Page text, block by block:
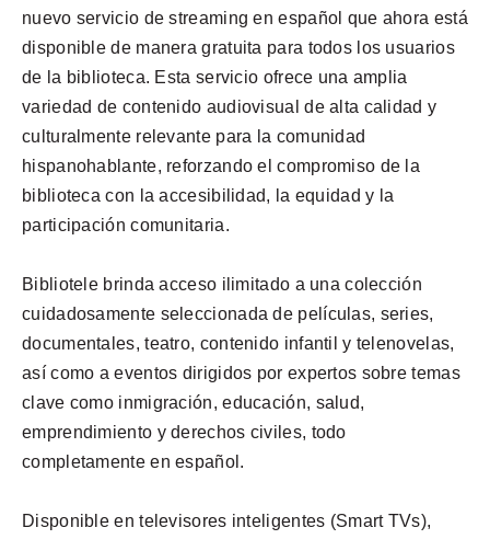
nuevo servicio de streaming en español que ahora está
disponible de manera gratuita para todos los usuarios
de la biblioteca. Esta servicio ofrece una amplia
variedad de contenido audiovisual de alta calidad y
culturalmente relevante para la comunidad
hispanohablante, reforzando el compromiso de la
biblioteca con la accesibilidad, la equidad y la
participación comunitaria.
Bibliotele brinda acceso ilimitado a una colección
cuidadosamente seleccionada de películas, series,
documentales, teatro, contenido infantil y telenovelas,
así como a eventos dirigidos por expertos sobre temas
clave como inmigración, educación, salud,
emprendimiento y derechos civiles, todo
completamente en español.
Disponible en televisores inteligentes (Smart TVs),